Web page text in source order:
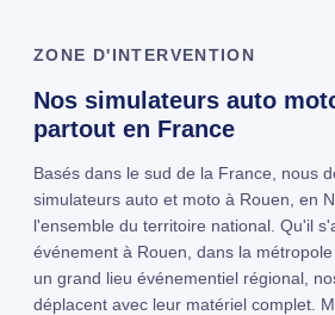
ZONE D'INTERVENTION
Nos simulateurs auto
partout en France
Basés dans le sud de la France, nous
simulateurs auto et moto à Rouen, en
l'ensemble du territoire national. Qu'il
événement à Rouen, dans la
un grand lieu événementiel régional,
déplacent avec leur matériel complet.